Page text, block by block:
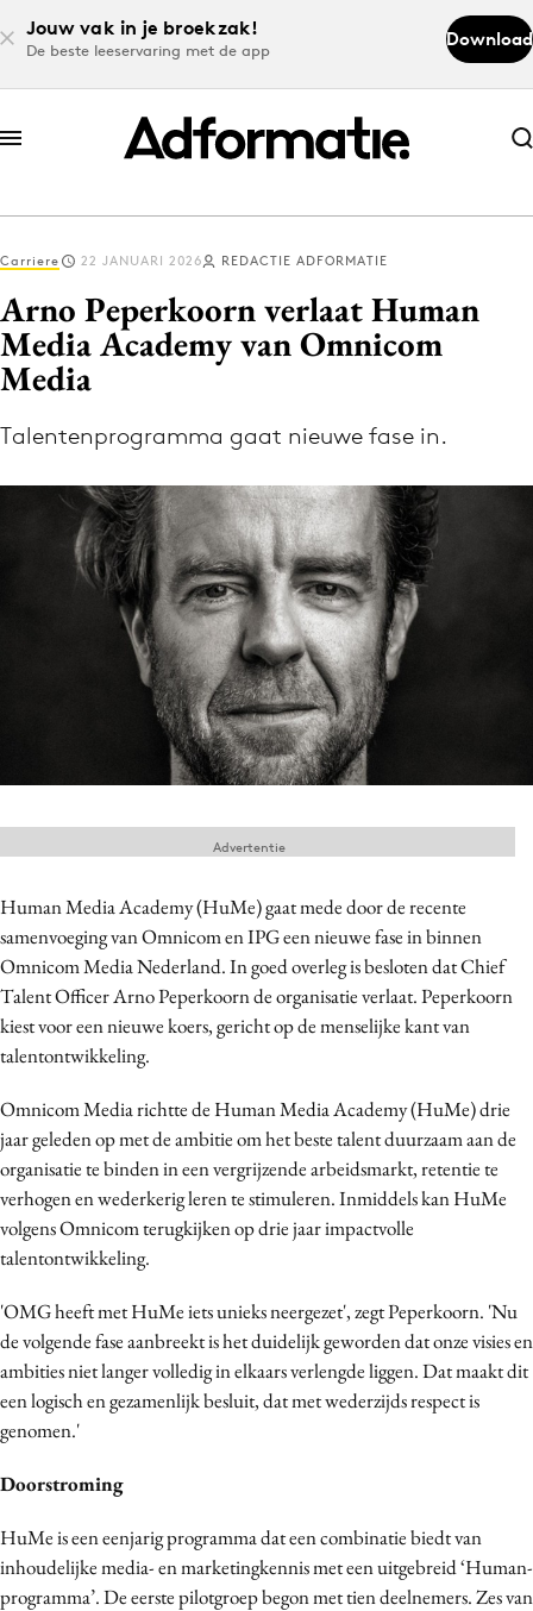
Jouw vak in je broekzak!
De beste leeservaring met de app
Download
Abonneer nu
Abonneer nu
Log in
Download de app
Volg het laatste nieuws via de Adformatie
Nieuws app
9 sept: GenAI-training
12 nov: MarketingLive!
Adverteren
Opleidingen
Partners
Topics
Artificial Intelligence
Campagnes
Carriere
Contentmarketing
Craft
Customer Experience
Data & Insights
Design
Digital transformation
Diversiteit
Effectiviteit
Gedragsverandering
Interne communicatie
Martech
Carriere 22 JANUARI 2026 REDACTIE ADFORMATIE
Arno Peperkoorn verlaat Human
Media Academy van Omnicom
Media
Talentenprogramma gaat nieuwe fase in.
Human Media Academy (HuMe) gaat mede door de recente
samenvoeging van Omnicom en IPG een nieuwe fase in binnen
Omnicom Media Nederland. In goed overleg is besloten dat Chief
Talent Officer Arno Peperkoorn de organisatie verlaat. Peperkoorn
kiest voor een nieuwe koers, gericht op de menselijke kant van
talentontwikkeling.
Omnicom Media richtte de Human Media Academy (HuMe) drie
jaar geleden op met de ambitie om het beste talent duurzaam aan de
organisatie te binden in een vergrijzende arbeidsmarkt, retentie te
verhogen en wederkerig leren te stimuleren. Inmiddels kan HuMe
volgens Omnicom terugkijken op drie jaar impactvolle
talentontwikkeling.
'OMG heeft met HuMe iets unieks neergezet', zegt Peperkoorn. 'Nu
de volgende fase aanbreekt is het duidelijk geworden dat onze visies en
ambities niet langer volledig in elkaars verlengde liggen. Dat maakt dit
een logisch en gezamenlijk besluit, dat met wederzijds respect is
genomen.'
Doorstroming
HuMe is een eenjarig programma dat een combinatie biedt van
inhoudelijke media- en marketingkennis met een uitgebreid ‘Human-
programma’. De eerste pilotgroep begon met tien deelnemers. Zes van
Advertentie